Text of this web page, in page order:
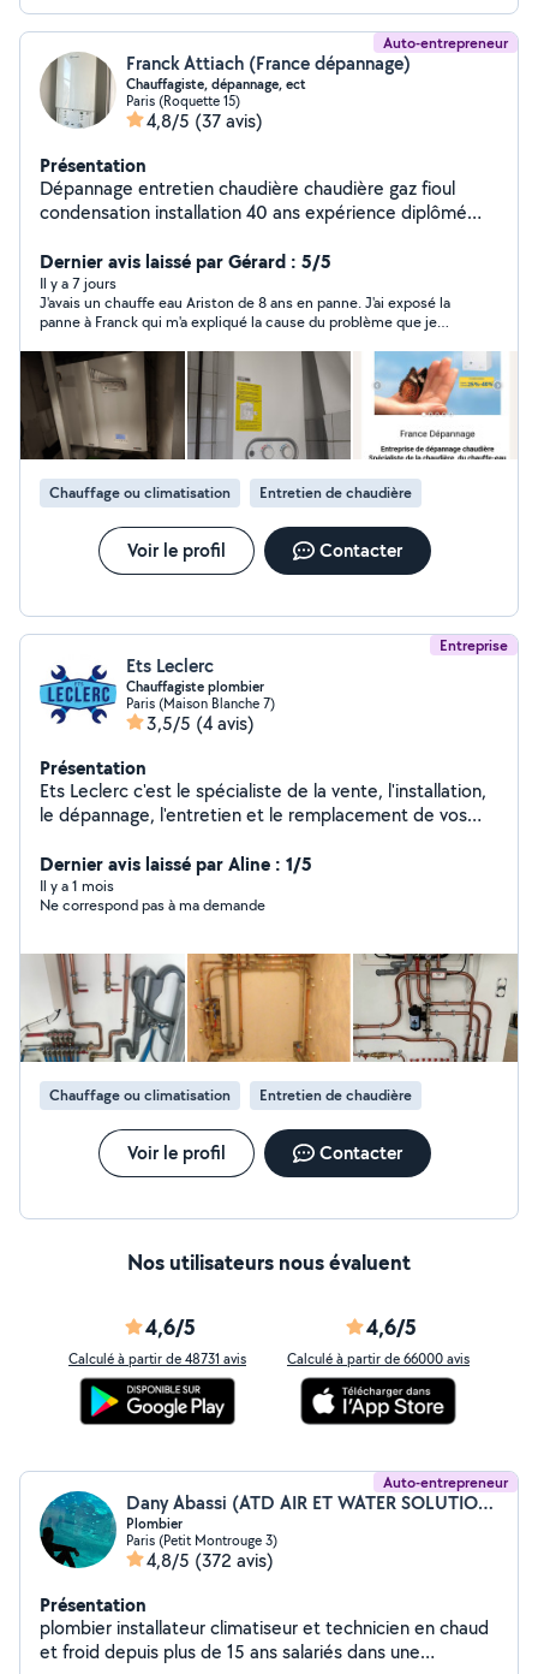
Auto-entrepreneur
Franck Attiach (France dépannage)
Chauffagiste, dépannage, ect
Paris (Roquette 15)
4,8/5 (37 avis)
Présentation
Dépannage entretien chaudière chaudière gaz fioul
condensation installation 40 ans expérience diplômé
Dernier avis laissé par Gérard : 5/5
Il y a 7 jours
J'avais un chauffe eau Ariston de 8 ans en panne. J'ai exposé la
panne à Franck qui m'a expliqué la cause du problème que je
modèle. Il m'a fait, par téléphone, un devis très compétitif pour
remplacer le chauffe eau en panne par un neuf de dernière
génération. Transaction en toute confiance. Intervention rapide
et très professionnelle. Problème réglé en moins de 12h ! Je
recommande vivement Franck. Un vrai Pro.
Chauffage ou climatisation Entretien de chaudière
Voir le profil Contacter
Entreprise
Ets Leclerc
Chauffagiste plombier
Paris (Maison Blanche 7)
3,5/5 (4 avis)
Présentation
Ets Leclerc c'est le spécialiste de la vente, l'installation,
le dépannage, l'entretien et le remplacement de vos
de chauffe-eau et de brûleuret ainsi toute installation
de plomberie et dépannage.Nous intervenons
également le détartrage et le désembouage de vos
Devis et déplacements Gratuits.
Dernier avis laissé par Aline : 1/5
Il y a 1 mois
Ne correspond pas à ma demande
Chauffage ou climatisation Entretien de chaudière
Voir le profil Contacter
Nos utilisateurs nous évaluent
4,6/5
Calculé à partir de 48731 avis
4,6/5
Calculé à partir de 66000 avis
Auto-entrepreneur
Dany Abassi (ATD AIR ET WATER SOLUTION)
Plombier
Paris (Petit Montrouge 3)
4,8/5 (372 avis)
Présentation
plombier installateur climatiseur et technicien en chaud
et froid depuis plus de 15 ans salariés dans une